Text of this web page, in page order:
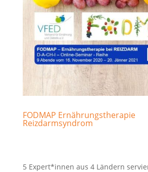
FODMAP Ernährungstherapie
Reizdarmsyndrom
5 Expert*innen aus 4 Ländern